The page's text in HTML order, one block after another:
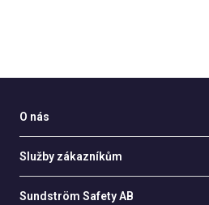
O nás
Služby zákazníkům
Sundström Safety AB